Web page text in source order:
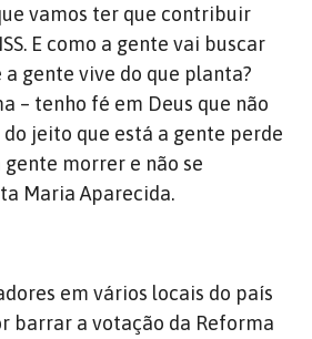
vamos ter que contribuir
E como a gente vai buscar
a gente vive do que planta?
– tenho fé em Deus que não
jeito que está a gente perde
gente morrer e não se
Maria Aparecida.
em vários locais do país
barrar a votação da Reforma